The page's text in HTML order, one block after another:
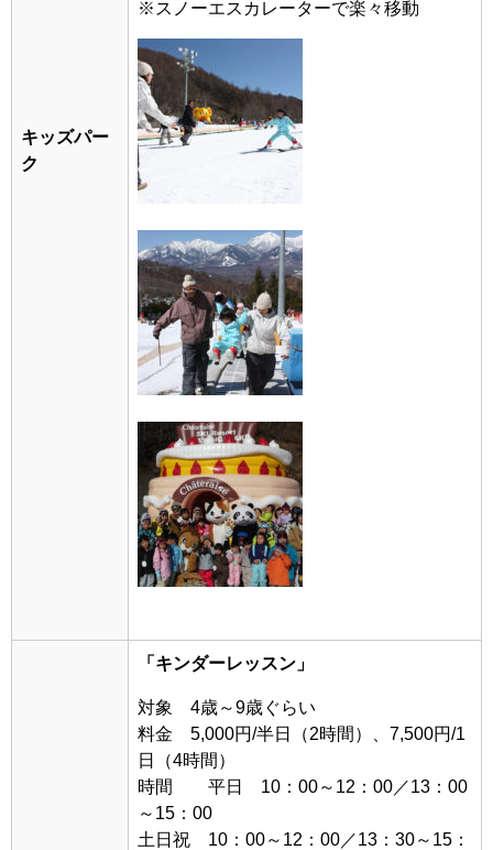
キッズパー
ク
※ スノーエスカレーターで楽々移動
「キンダーレッスン」
対象 4歳～9歳ぐらい
料金 5,000円/半日（2時間）、7,500円/1
日（4時間）
時間 平日 10：00～12：00／13：00
～15：00
土日祝 10：00～12：00／13：30～15：